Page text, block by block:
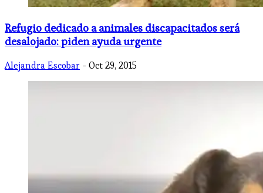
Refugio dedicado a animales discapacitados será
desalojado: piden ayuda urgente
Alejandra Escobar - Oct 29, 2015